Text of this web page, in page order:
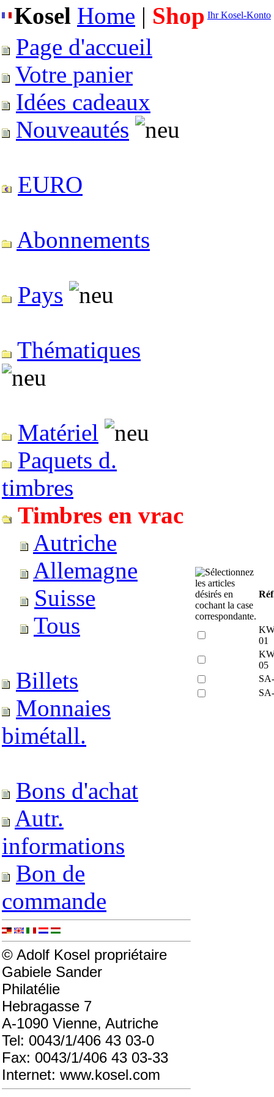
Kosel Home | Shop Ihr Kosel-Konto
Page d'accueil
Votre panier
Idées cadeaux
Nouveautés
EURO
Abonnements
Pays
Thématiques
Matériel
Paquets d.
timbres
Timbres en vrac
Autriche
Allemagne
Suisse
Tous
Billets
Monnaies
bimétall.
Bons d'achat
Autr.
informations
Bon de
commande
© Adolf Kosel propriétaire
Gabiele Sander
Philatélie
Hebragasse 7
A-1090 Vienne, Autriche
Tel: 0043/1/406 43 03-0
Fax: 0043/1/406 43 03-33
Internet: www.kosel.com
01
05